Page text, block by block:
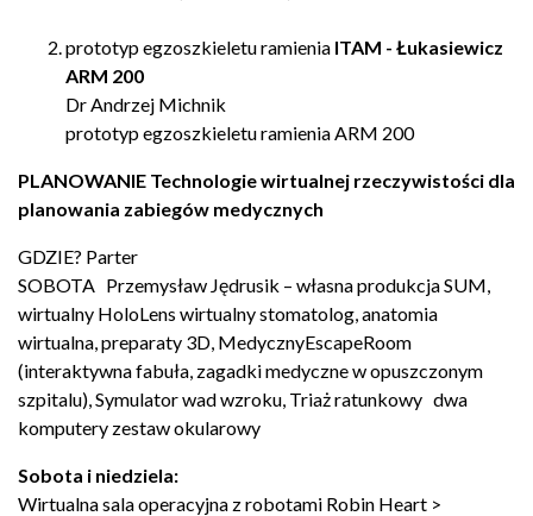
prototyp egzoszkieletu ramienia ITAM - Łukasiewicz
ARM 200
Dr Andrzej Michnik
prototyp egzoszkieletu ramienia ARM 200
PLANOWANIE Technologie wirtualnej rzeczywistości dla
planowania zabiegów medycznych
GDZIE? Parter
SOBOTA Przemysław Jędrusik – własna produkcja SUM,
wirtualny HoloLens wirtualny stomatolog, anatomia
wirtualna, preparaty 3D, MedycznyEscapeRoom
(interaktywna fabuła, zagadki medyczne w opuszczonym
szpitalu), Symulator wad wzroku, Triaż ratunkowy dwa
komputery zestaw okularowy
Sobota i niedziela:
Wirtualna sala operacyjna z robotami Robin Heart >